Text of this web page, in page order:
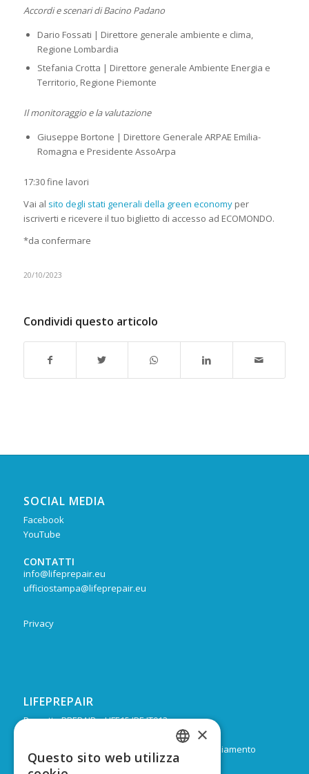
Accordi e scenari di Bacino Padano
Dario Fossati | Direttore generale ambiente e clima,
Regione Lombardia
Stefania Crotta | Direttore generale Ambiente Energia e
Territorio, Regione Piemonte
Il monitoraggio e la valutazione
Giuseppe Bortone | Direttore Generale ARPAE Emilia-
Romagna e Presidente AssoArpa
17:30 fine lavori
Vai al sito degli stati generali della green economyper
iscriverti e ricevere il tuo biglietto di accesso ad ECOMONDO.
*da confermare
20/10/2023
Condividi questo articolo
SOCIAL MEDIA
Facebook
YouTube
CONTATTI
info@lifeprepair.eu
ufficiostampa@lifeprepair.eu
Privacy
LIFEPREPAIR
Progetto PREPAIR – LIFE15 IPE IT013
Durata: Febbraio 2017 – Dicembre 2024
Budget: 16.805.939 € di cui 9.974.624 di co-finanziamento
europeo
ITALIAN
×
Questo sito web utilizza